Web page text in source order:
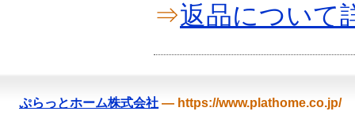
⇒返品について
ぷらっとホーム株式会社 — https://www.plathome.co.jp/